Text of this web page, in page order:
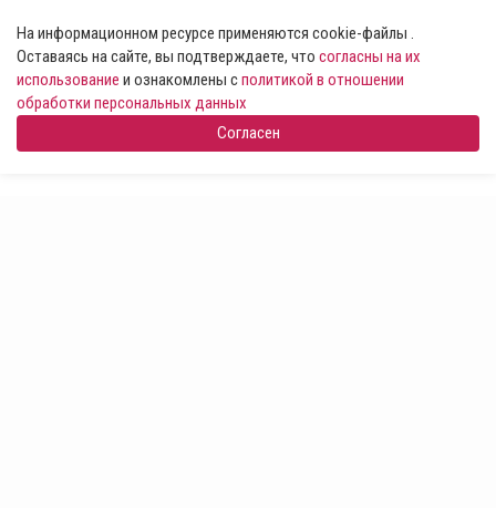
На информационном ресурсе применяются cookie-файлы .
Оставаясь на сайте, вы подтверждаете, что согласны на их
использование и ознакомлены сполитикой в отношении
обработки персональных данных
Согласен